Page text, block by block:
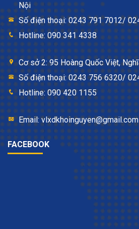
Nội
Số điện thoại: 0243 791 7012/
Hotline: 090 341 4338
Cơ sở 2: 95 Hoàng Quốc Việt,
Số điện thoại: 0243 756 6320/
Hotline: 090 420 1155
Email: vlxdkhoinguyen@gmail.com
FACEBOOK